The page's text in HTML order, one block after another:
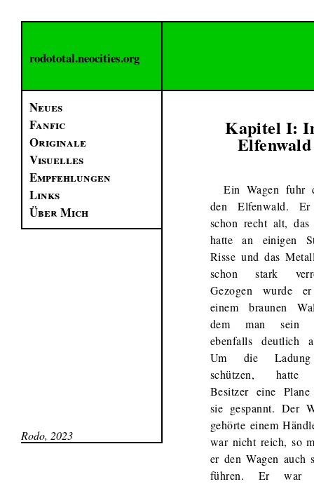
rodototal.neocities.org
Rodo, 2023
Neues
Fanfic
Originale
Visuelles
Empfehlungen
Links
Über Mich
Kapitel I:
Elfenwald
Ein Wagen fuhr
den Elfenwald.
schon recht alt,
hatte an einigen
Risse und das
schon stark
Gezogen wurde
einem braunen
dem man sein
ebenfalls deutlich
Um die
schützen, hatte
Besitzer eine
sie gespannt. Der
gehörte einem
war nicht reich, so
er den Wagen auch
führen. Er war